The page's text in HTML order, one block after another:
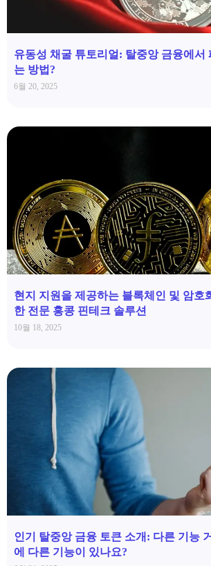
유동성 채굴 튜토리얼: 탈중앙 금융에서
는 방법?
6월 20, 2025
현지 지원을 제공하는 블록체인 및 암호
한 전문 홍콩 핀테크 솔루션
10월 18, 2025
인기 탈중앙 금융 토큰 소개: 다른 기능
에 다른 기능이 있나요?